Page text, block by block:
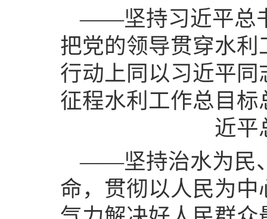
——坚持习近平总
把党的领导贯穿水
行动上同以习近平
征程水利工作总目
近平
——坚持治水为民
命，贯彻以人民为